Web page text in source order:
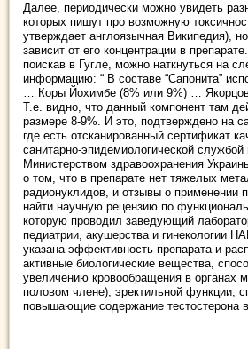
Далее, периодически можно увидеть
которых пишут про возможную
утверждает англоязычная Википедия),
зависит от его концентрации в
поискав в Гугле, можно наткнуться на
информацию: “ В составе “Сапонита”
… Коры Йохимбе (8% или 9%) …
Т.е. видно, что данный компонент там
размере 8-9%. И это, подтверждено на
где есть отсканированный сертификат
санитарно-эпидемиологической
Министерством здравоохранения
о том, что в препарате нет тяжелых
радионуклидов, и отзывы о применении
найти научную рецензию по
которую проводил заведующий
педиатрии, акушерства и гинекологии
указана эффективность препарата и
активные биологические вещества,
увеличению кровообращения в органах
половом члене), эректильной функции,
повышающие содержание тестостерона